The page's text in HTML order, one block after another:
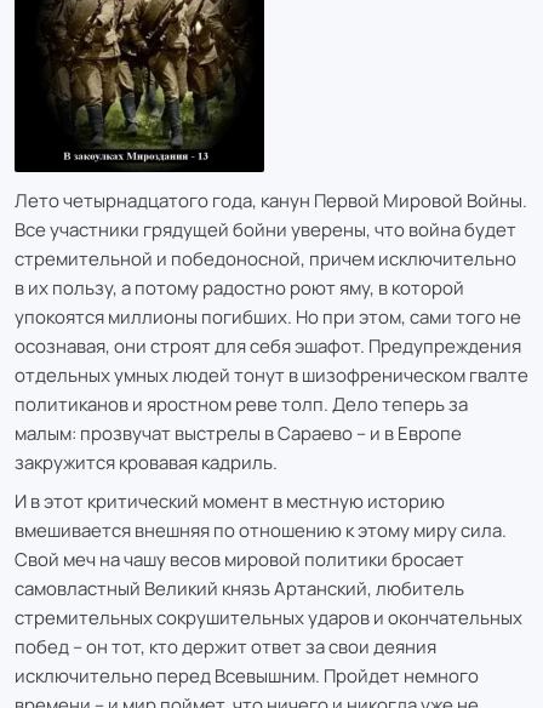
Лето четырнадцатого года, канун Первой Мировой Войны.
Все участники грядущей бойни уверены, что война будет
стремительной и победоносной, причем исключительно
в их пользу, а потому радостно роют яму, в которой
упокоятся миллионы погибших. Но при этом, сами того не
осознавая, они строят для себя эшафот. Предупреждения
отдельных умных людей тонут в шизофреническом гвалте
политиканов и яростном реве толп. Дело теперь за
малым: прозвучат выстрелы в Сараево – и в Европе
закружится кровавая кадриль.
И в этот критический момент в местную историю
вмешивается внешняя по отношению к этому миру сила.
Свой меч на чашу весов мировой политики бросает
самовластный Великий князь Артанский, любитель
стремительных сокрушительных ударов и окончательных
побед – он тот, кто держит ответ за свои деяния
исключительно перед Всевышним. Пройдет немного